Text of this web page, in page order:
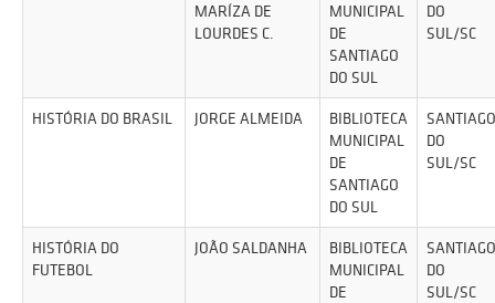
MARÍZA DE
LOURDES C.
MUNICIPAL
DE
SANTIAGO
DO SUL
DO
SUL/SC
HISTÓRIA DO BRASIL JORGE ALMEIDA
BIBLIOTECA
MUNICIPAL
DE
SANTIAGO
DO SUL
SANTIAGO
DO
SUL/SC
HISTÓRIA DO
FUTEBOL
JOÃO SALDANHA
BIBLIOTECA
MUNICIPAL
DE
SANTIAGO
DO
SUL/SC